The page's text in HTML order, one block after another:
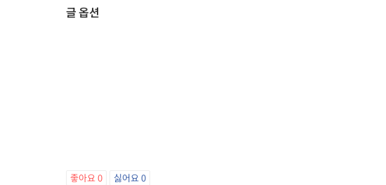
글 옵션
좋아요0 싫어요0